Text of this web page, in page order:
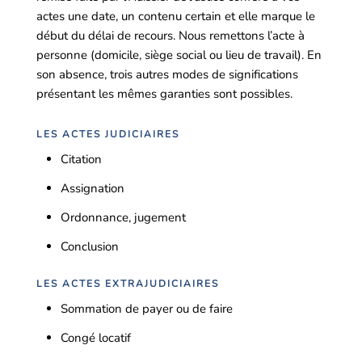
actes une date, un contenu certain et elle marque le
début du délai de recours. Nous remettons l’acte à
personne (domicile, siège social ou lieu de travail). En
son absence, trois autres modes de significations
présentant les mêmes garanties sont possibles.
LES ACTES JUDICIAIRES
Citation
Assignation
Ordonnance, jugement
Conclusion
LES ACTES EXTRAJUDICIAIRES
Sommation de payer ou de faire
Congé locatif